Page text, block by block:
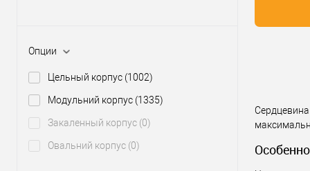
Опции
Цельный корпус (1002)
Модульний корпус (1335)
Закаленный корпус (0)
Овальний корпус (0)
Модель